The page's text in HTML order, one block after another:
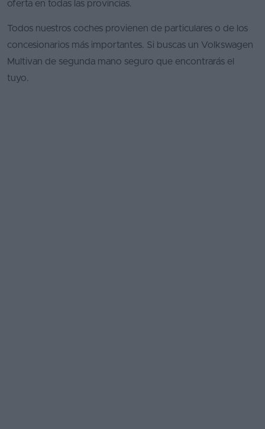
oferta en todas las provincias.
Todos nuestros coches provienen de particulares o de los
concesionarios más importantes. Si buscas un Volkswagen
Multivan de segunda mano seguro que encontrarás el
tuyo.